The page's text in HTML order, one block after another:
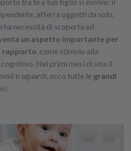
afferra oggetti da solo,
ha necessità di scoperta ed
un aspetto importante per
rapporto, come stimolo alla
Nei primi mesi di vita il
traguardi, ecco tutte le grandi